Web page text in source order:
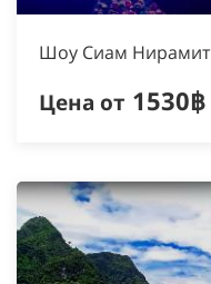
Шоу Сиам Нирамит
Цена от 1530฿